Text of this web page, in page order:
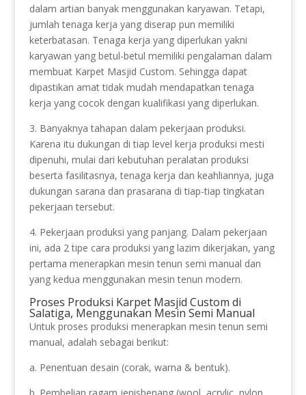
dalam artian banyak menggunakan karyawan. Tetapi,
jumlah tenaga kerja yang diserap pun memiliki
keterbatasan. Tenaga kerja yang diperlukan yakni
karyawan yang betul-betul memiliki pengalaman dalam
membuat Karpet Masjid Custom. Sehingga dapat
dipastikan amat tidak mudah mendapatkan tenaga
kerja yang cocok dengan kualifikasi yang diperlukan.
3. Banyaknya tahapan dalam pekerjaan produksi.
Karena itu dukungan di tiap level kerja produksi mesti
dipenuhi, mulai dari kebutuhan peralatan produksi
beserta fasilitasnya, tenaga kerja dan keahliannya, juga
dukungan sarana dan prasarana di tiap-tiap tingkatan
pekerjaan tersebut.
4. Pekerjaan produksi yang panjang. Dalam pekerjaan
ini, ada 2 tipe cara produksi yang lazim dikerjakan, yang
pertama menerapkan mesin tenun semi manual dan
yang kedua menggunakan mesin tenun modern.
Proses Produksi Karpet Masjid Custom di
Salatiga, Menggunakan Mesin Semi Manual
Untuk proses produksi menerapkan mesin tenun semi
manual, adalah sebagai berikut:
a. Penentuan desain (corak, warna & bentuk).